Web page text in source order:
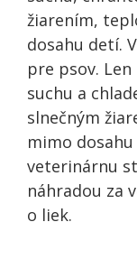
žiarením,
dosahu detí.
pre psov.
suchu a
slnečným
mimo
veterinárnu
náhradou za
o liek.